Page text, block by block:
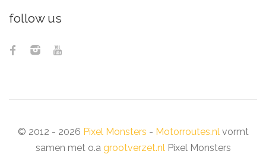
follow us
© 2012 - 2026 Pixel Monsters - Motorroutes.nlvormt
samen met o.a grootverzet.nlPixel Monsters